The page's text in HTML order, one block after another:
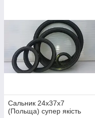
Сальник 24х37х7
(Польща) супер якість